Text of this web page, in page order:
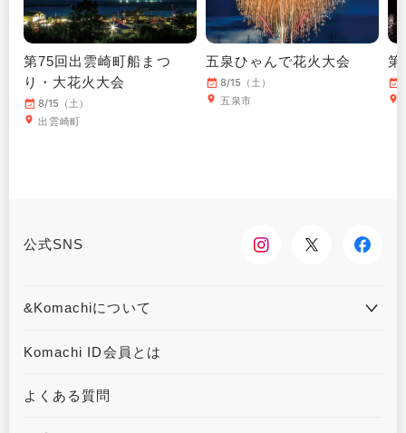
第75回出雲崎町船まつ
り・大花火大会
8/15（土）
出雲崎町
五泉ひゃんで花火大会
8/15（土）
五泉市
第
公式SNS
&Komachiについて
&Komachiとは
Komachi ID会員とは
よくある質問